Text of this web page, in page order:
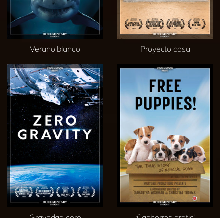
Verano blanco Proyecto casa